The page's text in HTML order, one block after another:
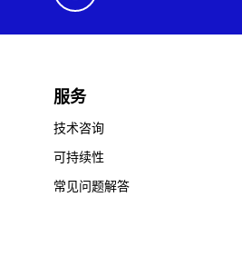
服务
技术咨询
可持续性
常见问题解答